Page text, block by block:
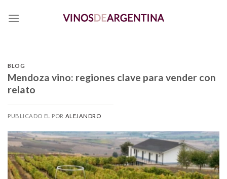
BLOG
Mendoza vino: regiones clave para vender con
relato
PUBLICADO EL POR ALEJANDRO